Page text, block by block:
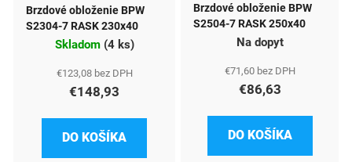
Brzdové obloženie BPW
S2304-7 RASK 230x40
Skladom (4 ks)
€123,08 bez DPH
€148,93
DO KOŠÍKA
Brzdové obloženie BPW
S2504-7 RASK 250x40
Na dopyt
€71,60 bez DPH
€86,63
DO KOŠÍKA